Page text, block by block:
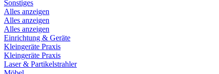
Sonstiges
Alles anzeigen
Alles anzeigen
Alles anzeigen
Einrichtung & Geräte
Kleingeräte Praxis
Kleingeräte Praxis
Laser & Partikelstrahler